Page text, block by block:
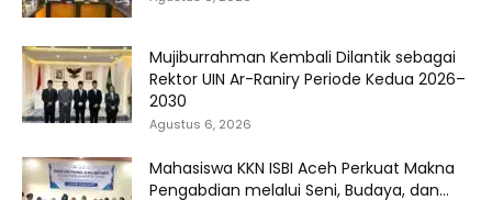
Mujiburrahman Kembali Dilantik sebagai
Rektor UIN Ar-Raniry Periode Kedua 2026–
2030
Agustus 6, 2026
Mahasiswa KKN ISBI Aceh Perkuat Makna
Pengabdian melalui Seni, Budaya, dan...